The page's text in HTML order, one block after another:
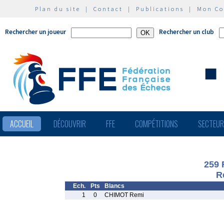
Plan du site | Contact | Publications | Mon
Rechercher un joueur Rechercher un club
ACCUEIL DÉCOUVRIR FFE COMPÉTITIONS
259
Ech. Pts
Blancs
1
0
CHIMOT Remi